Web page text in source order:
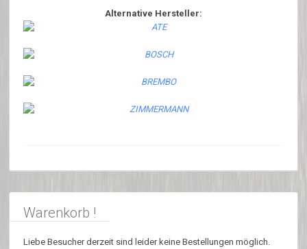
Alternative Hersteller:
Warenkorb !
Liebe Besucher derzeit sind leider keine Bestellungen möglich.